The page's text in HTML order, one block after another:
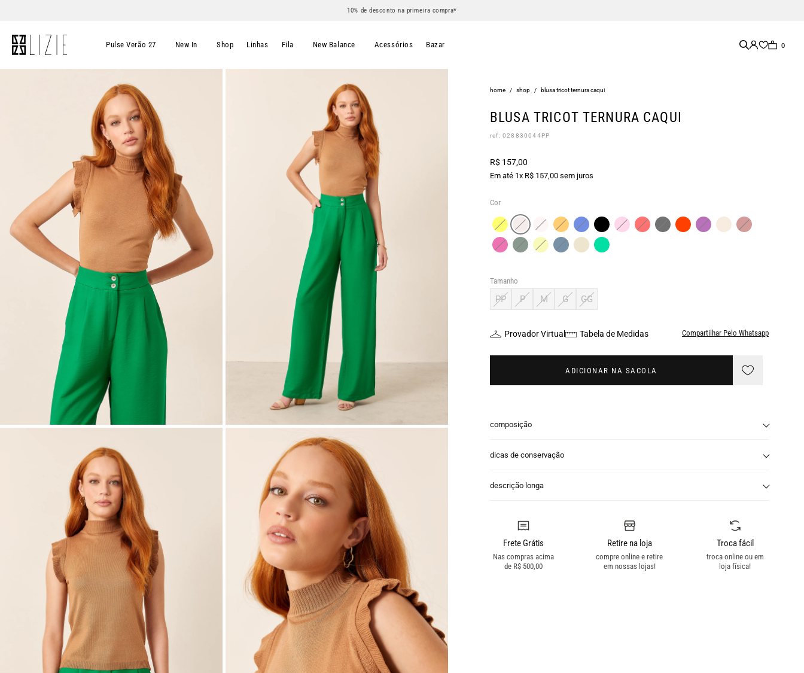
10% de desconto na primeira compra*
0
Pulse Verão 27 New In Shop Linhas Fila New Balance Acessórios Bazar
home / shop / blusa tricot ternura caqui
BLUSA TRICOT TERNURA CAQUI
ref: 028830044PP
R$ 157,00
Em até 1x R$ 157,00 sem juros
Cor
Tamanho
PP P M G GG
Provador Virtual Tabela de Medidas Compartilhar Pelo Whatsapp
ADICIONAR NA SACOLA
composição
dicas de conservação
descrição longa
Frete Grátis
Nas compras acima
de R$ 500,00
Retire na loja
compre online e retire
em nossas lojas!
Troca fácil
troca online ou em
loja física!